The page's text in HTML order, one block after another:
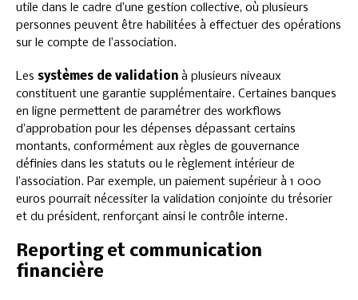
utile dans le cadre d’une gestion collective, où plusieurs
personnes peuvent être habilitées à effectuer des opérations
sur le compte de l’association.
Les systèmes de validation à plusieurs niveaux
constituent une garantie supplémentaire. Certaines banques
en ligne permettent de paramétrer des workflows
d’approbation pour les dépenses dépassant certains
montants, conformément aux règles de gouvernance
définies dans les statuts ou le règlement intérieur de
l’association. Par exemple, un paiement supérieur à 1 000
euros pourrait nécessiter la validation conjointe du trésorier
et du président, renforçant ainsi le contrôle interne.
Reporting et communication
financière